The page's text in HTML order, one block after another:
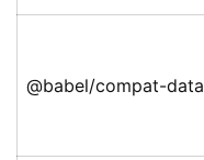
@babel/compat-data